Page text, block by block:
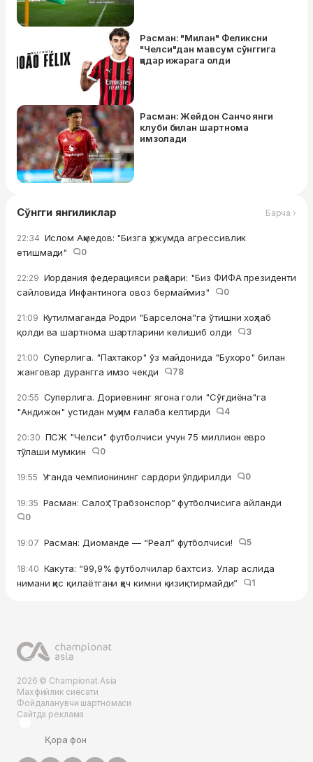
Расман: "Милан" Феликсни
"Челси"дан мавсум сўнггига
қадар ижарага олди
Расман: Жейдон Санчо янги
клуби билан шартнома
имзолади
Сўнгги янгиликлар Барча ›
22:34 Ислом Аҳмедов: "Бизга ҳужумда агрессивлик
етишмади"
0
22:29 Иордания федерацияси раҳбари: "Биз ФИФА президенти
сайловида Инфантинога овоз бермаймиз"
0
21:09 Кутилмаганда Родри "Барселона"га ўтишни хоҳлаб
қолди ва шартнома шартларини келишиб олди
3
21:00 Суперлига. "Пахтакор" ўз майдонида "Бухоро" билан
жанговар дурангга имзо чекди
78
20:55 Суперлига. Дориевнинг ягона голи "Сўғдиёна"га
"Андижон" устидан муҳим ғалаба келтирди
4
20:30 ПСЖ "Челси" футболчиси учун 75 миллион евро
тўлаши мумкин
0
19:55 Уганда чемпионининг сардори ўлдирилди 0
19:35 Расман: Салоҳ “Трабзонспор” футболчисига айланди
0
19:07 Расман: Диоманде — “Реал” футболчиси! 5
18:40 Какута: “99,9% футболчилар бахтсиз. Улар аслида
нимани ҳис қилаётгани ҳеч кимни қизиқтирмайди”
1
2026 © Championat.Asia
Махфийлик сиёсати
Фойдаланувчи шартномаси
Сайтда реклама
Қора фон